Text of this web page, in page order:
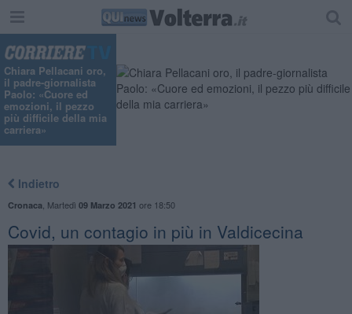
Chiara Pellacani oro,
il padre-giornalista
Paolo: «Cuore ed
emozioni, il pezzo
più difficile della mia
carriera»
Indietro
Cronaca Martedì 09 Marzo 2021 ore 18:50
Covid, un contagio in più in Valdicecina